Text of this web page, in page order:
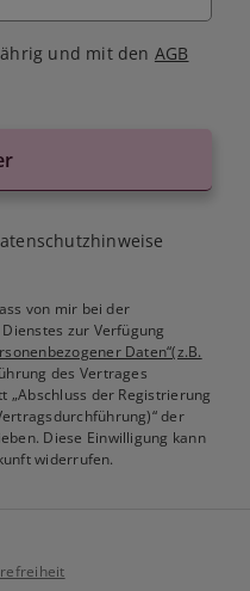
und mit den AGB
von mir bei der
zur Verfügung
Daten“(z.B.
des Vertrages
der Registrierung
der
Diese Einwilligung kann
widerrufen.